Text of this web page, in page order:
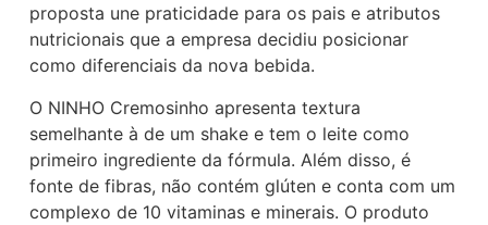
proposta une praticidade para os pais e atributos
nutricionais que a empresa decidiu posicionar
como diferenciais da nova bebida.
O NINHO Cremosinho apresenta textura
semelhante à de um shake e tem o leite como
primeiro ingrediente da fórmula. Além disso, é
fonte de fibras, não contém glúten e conta com um
complexo de 10 vitaminas e minerais. O produto